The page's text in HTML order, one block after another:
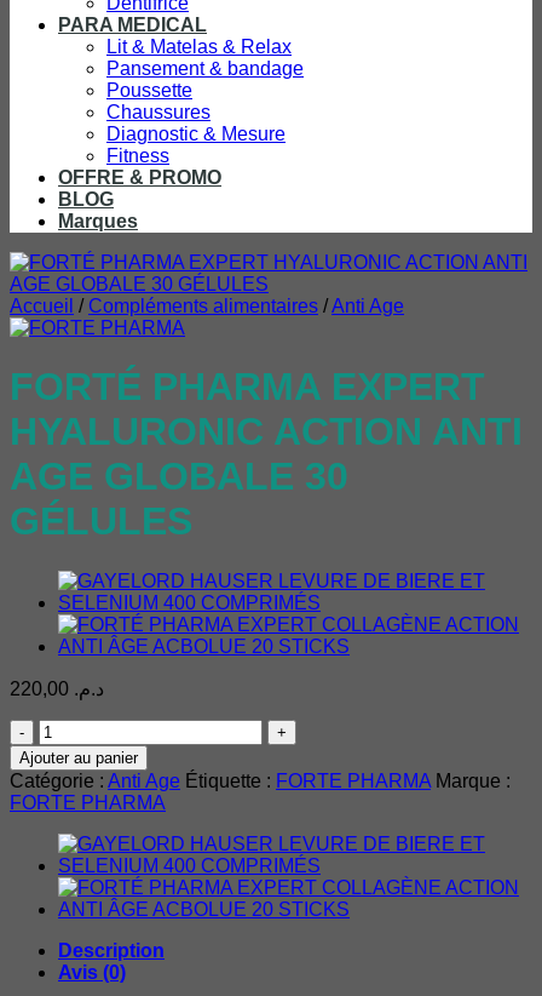
PARA MEDICAL
Lit & Matelas & Relax
Pansement & bandage
Poussette
Chaussures
Diagnostic & Mesure
Fitness
OFFRE & PROMO
BLOG
Marques
Accueil / Compléments alimentaires /Anti Age
FORTÉ PHARMA EXPERT
HYALURONIC ACTION ANTI
AGE GLOBALE 30
GÉLULES
د.م.
quantité
de
FORTÉ
PHARMA
EXPERT
HYALURONIC
ACTION
ANTI
AGE
GLOBALE
30
GÉLULES
Ajouter au panier
Catégorie : Anti Age Étiquette : FORTE PHARMA Marque :
FORTE PHARMA
Description
Avis (0)